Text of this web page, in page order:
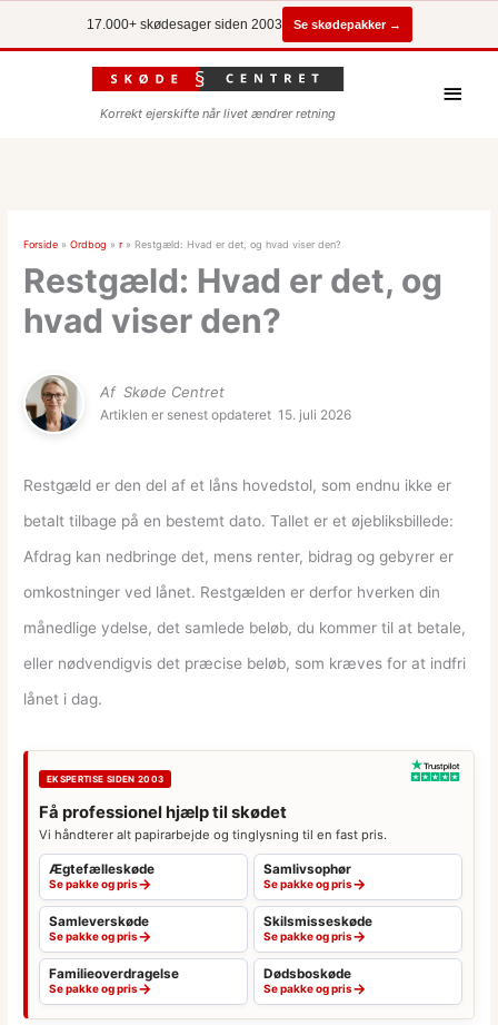
17.000+ skødesager siden 2003 Se skødepakker →
Korrekt ejerskifte når livet ændrer retning
Forside »Ordbog »r» Restgæld: Hvad er det, og hvad viser den?
Restgæld: Hvad er det, og
hvad viser den?
Af Skøde Centret
Artiklen er senest opdateret 15. juli 2026
Restgæld er den del af et låns hovedstol, som endnu ikke er
betalt tilbage på en bestemt dato. Tallet er et øjebliksbillede:
Afdrag kan nedbringe det, mens renter, bidrag og gebyrer er
omkostninger ved lånet. Restgælden er derfor hverken din
månedlige ydelse, det samlede beløb, du kommer til at betale,
eller nødvendigvis det præcise beløb, som kræves for at indfri
lånet i dag.
EKSPERTISE SIDEN 2003
Få professionel hjælp til skødet
Vi håndterer alt papirarbejde og tinglysning til en fast pris.
Ægtefælleskøde
Se pakke og pris→
Samlivsophør
Se pakke og pris→
Samleverskøde
Se pakke og pris→
Skilsmisseskøde
Se pakke og pris→
Familieoverdragelse
Se pakke og pris→
Dødsboskøde
Se pakke og pris→